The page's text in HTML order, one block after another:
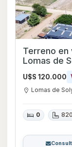
Terreno en
Lomas de
U$S 120.000
Lomas de
0